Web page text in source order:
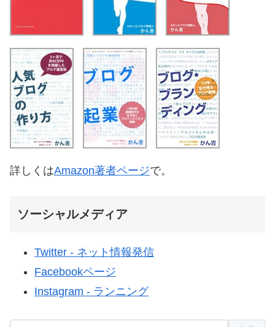
詳しくはAmazon著者ページで。
ソーシャルメディア
Twitter - ネット情報発信
Facebookページ
Instagram - ランニング